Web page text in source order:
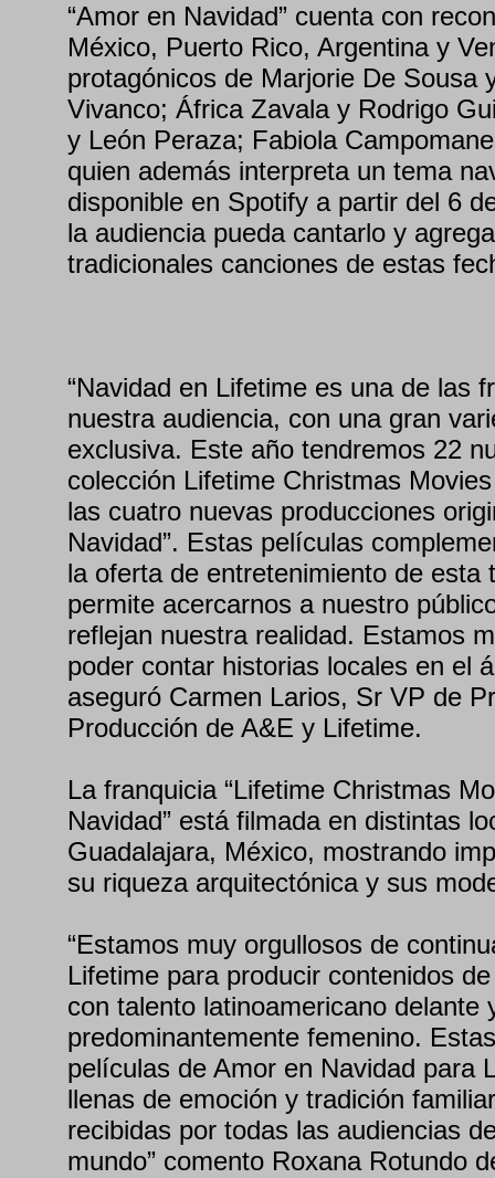
“Amor en Navidad” cuenta con
México, Puerto Rico, Argentina y
protagónicos de Marjorie De Sousa
Vivanco; África Zavala y Rodrigo
y León Peraza; Fabiola
quien además interpreta un tema
disponible en Spotify a partir del 6
la audiencia pueda cantarlo y
tradicionales canciones de estas
“Navidad en Lifetime es una de las
nuestra audiencia, con una gran
exclusiva. Este año tendremos 22
colección Lifetime Christmas
las cuatro nuevas producciones
Navidad”. Estas películas
la oferta de entretenimiento de esta
permite acercarnos a nuestro
reflejan nuestra realidad. Estamos
poder contar historias locales en el
aseguró Carmen Larios, Sr VP de
Producción de A&E y Lifetime.
La franquicia “Lifetime Christmas
Navidad” está filmada en distintas
Guadalajara, México, mostrando
su riqueza arquitectónica y sus
“Estamos muy orgullosos de
Lifetime para producir contenidos
con talento latinoamericano delante
predominantemente femenino.
películas de Amor en Navidad para
llenas de emoción y tradición
recibidas por todas las audiencias
mundo” comento Roxana Rotundo